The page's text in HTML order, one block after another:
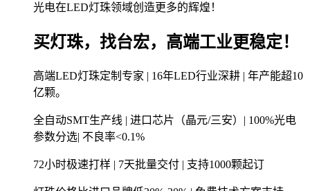
光电在LED灯珠领域创造更多的辉煌！
买灯珠，找台宏，高端工业更稳定！
高端LED灯珠定制专家 | 16年LED行业深耕 | 年产能超10
亿颗。
全自动SMT生产线 | 进口芯片（晶元/三安）| 100%光电
参数分选| 不良率<0.1%
72小时极速打样 | 7天批量交付 | 支持1000颗起订